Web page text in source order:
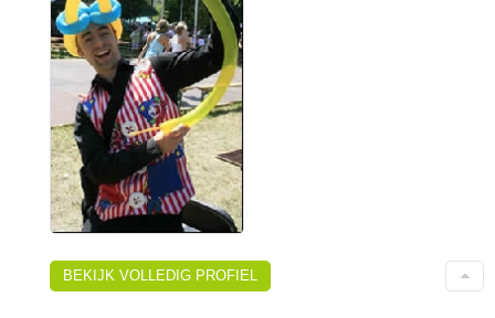
BEKIJK VOLLEDIG PROFIEL